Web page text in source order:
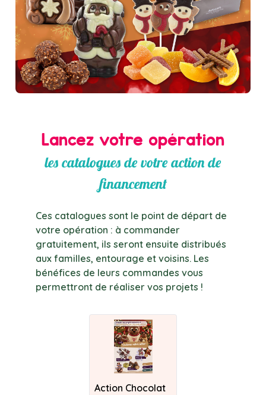
Lancez votre opération
les catalogues de votre action de
financement
Ces catalogues sont le point de départ de
votre opération : à commander
gratuitement, ils seront ensuite distribués
aux familles, entourage et voisins. Les
bénéfices de leurs commandes vous
permettront de réaliser vos projets !
Action Chocolat